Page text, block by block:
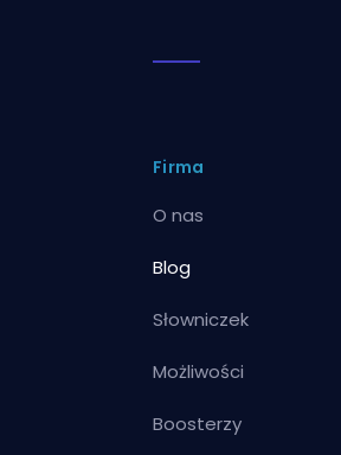
Firma
O nas
Blog
Słowniczek
Możliwości
Boosterzy